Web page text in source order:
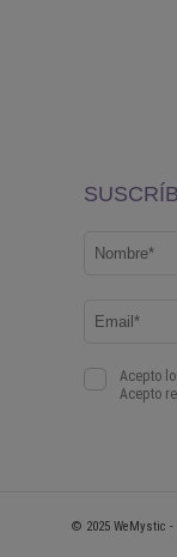
© 2025 WeMystic